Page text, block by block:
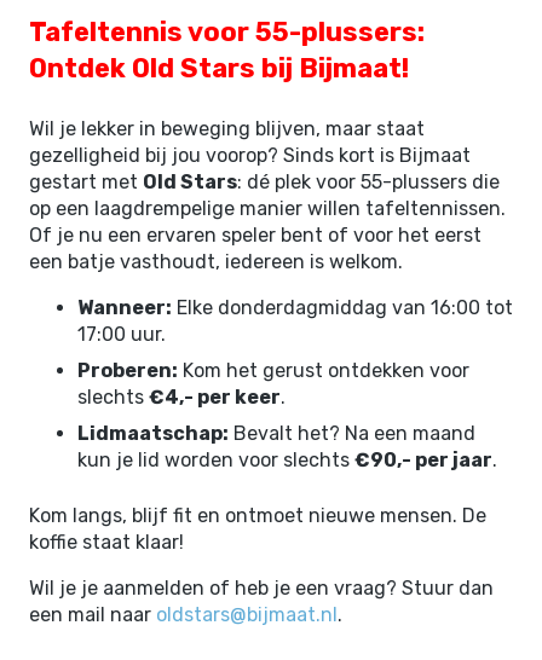
Tafeltennis voor 55-plussers:
Ontdek Old Stars bij Bijmaat!
Wil je lekker in beweging blijven, maar staat
gezelligheid bij jou voorop? Sinds kort is Bijmaat
gestart met Old Stars: dé plek voor 55-plussers die
op een laagdrempelige manier willen tafeltennissen.
Of je nu een ervaren speler bent of voor het eerst
een batje vasthoudt, iedereen is welkom.
Wanneer: Elke donderdagmiddag van 16:00 tot
17:00 uur.
Proberen: Kom het gerust ontdekken voor
slechts €4,- per keer.
Lidmaatschap: Bevalt het? Na een maand
kun je lid worden voor slechts €90,- per jaar.
Kom langs, blijf fit en ontmoet nieuwe mensen. De
koffie staat klaar!
Wil je je aanmelden of heb je een vraag? Stuur dan
een mail naar oldstars@bijmaat.nl .